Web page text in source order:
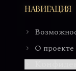
НАВИГАЦИЯ
О проекте